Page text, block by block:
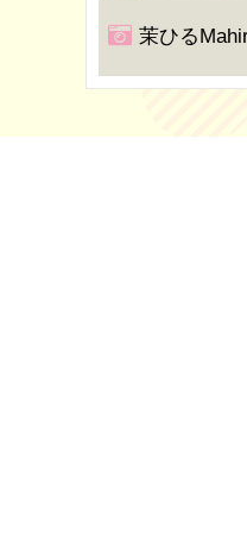
茉ひる